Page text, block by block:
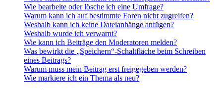
Wie bearbeite oder lösche ich eine Umfrage?
Warum kann ich auf bestimmte Foren nicht zugreifen?
Weshalb kann ich keine Dateianhänge anfügen?
Weshalb wurde ich verwarnt?
Wie kann ich Beiträge den Moderatoren melden?
Was bewirkt die „Speichern“-Schaltfläche beim Schreiben
eines Beitrags?
Warum muss mein Beitrag erst freigegeben werden?
Wie markiere ich ein Thema als neu?